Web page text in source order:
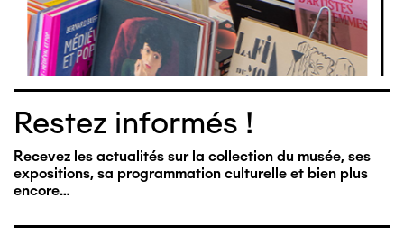
Restez informés !
Recevez les actualités sur la collection du musée, ses
expositions, sa programmation culturelle et bien plus
encore…